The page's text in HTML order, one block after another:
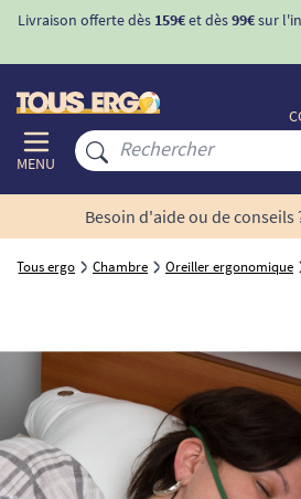
Livraison offerte dès 159€et dès99€sur
MENU
Besoin d'aide ou de conseils
Tous ergo Chambre Oreiller ergonomique